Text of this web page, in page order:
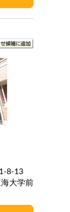
8-13
大学前